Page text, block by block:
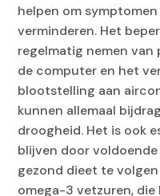
helpen om
verminderen. Het
regelmatig nemen van
de computer en het
blootstelling aan
kunnen allemaal
droogheid. Het is ook
blijven door
gezond dieet te
omega-3 vetzuren,